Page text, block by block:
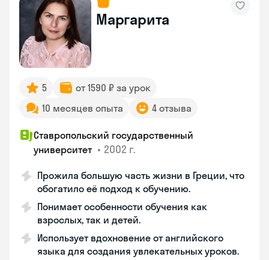
Маргарита
5
от 1590 ₽ за урок
10 месяцев опыта
4 отзыва
Ставропольский государственный
университет • 2002 г.
Прожила большую часть жизни в Греции, что
обогатило её подход к обучению.
Понимает особенности обучения как
взрослых, так и детей.
Использует вдохновение от английского
языка для создания увлекательных уроков.